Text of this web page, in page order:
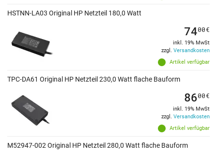
HSTNN-LA03 Original HP Netzteil 180,0 Watt
Artikel verfügbar
7400€
inkl. 19% MwSt
zzgl. Versandkosten
TPC-DA61 Original HP Netzteil 230,0 Watt flache Bauform
Artikel verfügbar
8600€
inkl. 19% MwSt
zzgl. Versandkosten
M52947-002 Original HP Netzteil 280,0 Watt flache Bauform